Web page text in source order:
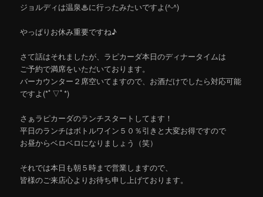
ジョルディは温泉♨に行ったみたいですよ(^-^)
やっぱりお休み重要ですね♪
さて話はそれましたが、ラピカーダ本日のディナータイムは
ご予約で満席をいただいております。
バーカウンター２席空いてますので、お酒だけでしたら対応可能
ですよ(*ﾟ▽ﾟ*)
さぁラピカーダのランチスタートしてます！
平日のランチはボトルワイン５０％引きと大変お得ですので
お昼からベロベロになりましょう（笑）
それでは本日も朝５時まで営業しますので、
皆様のご来店心よりお待ち申し上げております。